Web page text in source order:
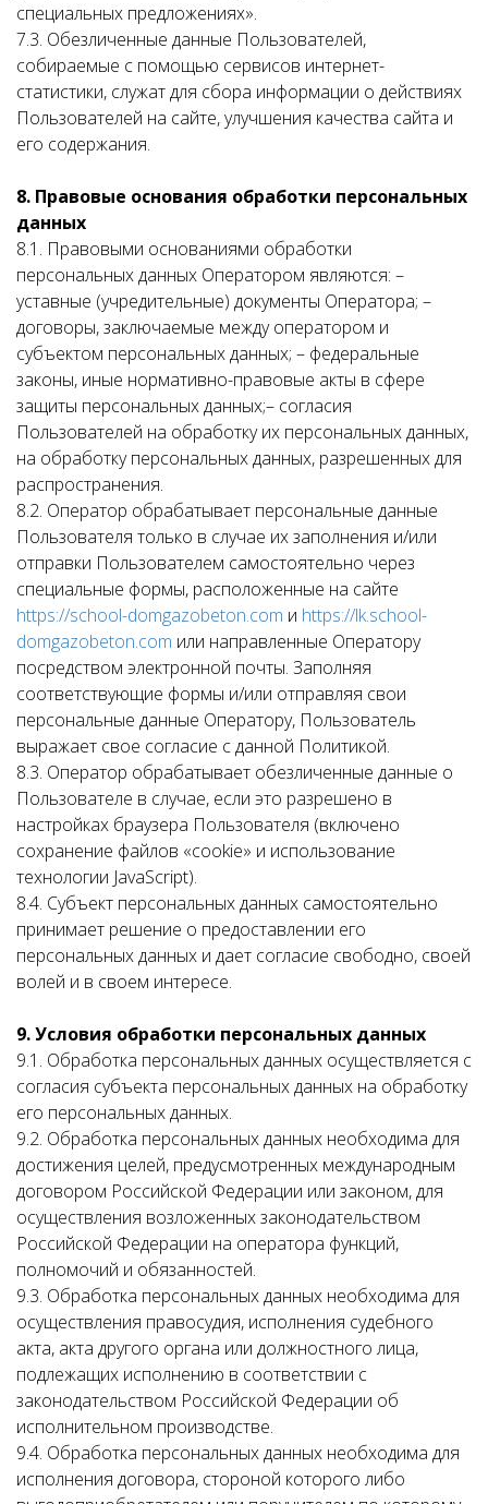
специальных предложениях».
7.3. Обезличенные данные Пользователей,
собираемые с помощью сервисов интернет-
статистики, служат для сбора информации о действиях
Пользователей на сайте, улучшения качества сайта и
его содержания.
8. Правовые основания обработки персональных
данных
8.1. Правовыми основаниями обработки
персональных данных Оператором являются: –
уставные (учредительные) документы Оператора; –
договоры, заключаемые между оператором и
субъектом персональных данных; – федеральные
законы, иные нормативно-правовые акты в сфере
защиты персональных данных;– согласия
Пользователей на обработку их персональных данных,
на обработку персональных данных, разрешенных для
распространения.
8.2. Оператор обрабатывает персональные данные
Пользователя только в случае их заполнения и/или
отправки Пользователем самостоятельно через
специальные формы, расположенные на сайте
https://school-domgazobeton.com и https://lk.school-
domgazobeton.com или направленные Оператору
посредством электронной почты. Заполняя
соответствующие формы и/или отправляя свои
персональные данные Оператору, Пользователь
выражает свое согласие с данной Политикой.
8.3. Оператор обрабатывает обезличенные данные о
Пользователе в случае, если это разрешено в
настройках браузера Пользователя (включено
сохранение файлов «cookie» и использование
технологии JavaScript).
8.4. Субъект персональных данных самостоятельно
принимает решение о предоставлении его
персональных данных и дает согласие свободно, своей
волей и в своем интересе.
9. Условия обработки персональных данных
9.1. Обработка персональных данных осуществляется с
согласия субъекта персональных данных на обработку
его персональных данных.
9.2. Обработка персональных данных необходима для
достижения целей, предусмотренных международным
договором Российской Федерации или законом, для
осуществления возложенных законодательством
Российской Федерации на оператора функций,
полномочий и обязанностей.
9.3. Обработка персональных данных необходима для
осуществления правосудия, исполнения судебного
акта, акта другого органа или должностного лица,
подлежащих исполнению в соответствии с
законодательством Российской Федерации об
исполнительном производстве.
9.4. Обработка персональных данных необходима для
исполнения договора, стороной которого либо